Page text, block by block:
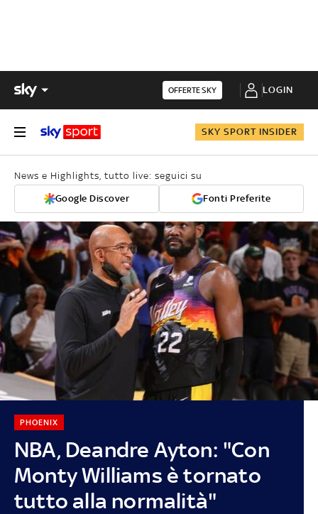
OFFERTE SKY LOGIN
SKY SPORT INSIDER
News e Highlights, tutto live: seguici su
Google Discover Fonti Preferite
NBA, Deandre Ayton: "Con
Monty Williams è tornato
tutto alla normalità"
PHOENIX